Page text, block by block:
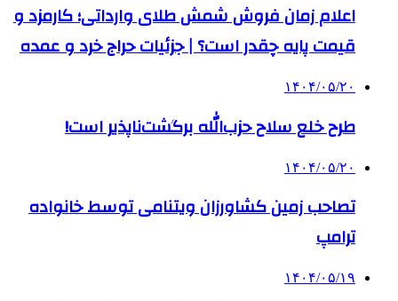
اعلام زمان فروش شمش طلای وارداتی؛ کارمزد و
قیمت پایه چقدر است؟ | جزئیات حراج خرد و عمده
۱۴۰۴/۰۵/۲۰
طرح خلع سلاح حزب‌الله برگشت‌ناپذیر است!
۱۴۰۴/۰۵/۲۰
تصاحب زمین کشاورزان ویتنامی توسط خانواده
ترامپ
۱۴۰۴/۰۵/۱۹